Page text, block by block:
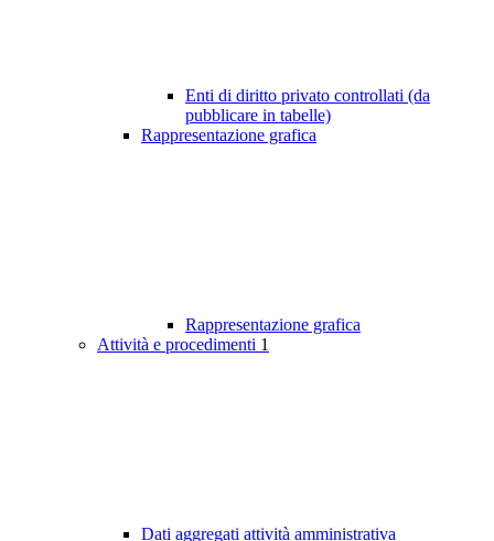
Enti di diritto privato controllati (da
pubblicare in tabelle)
Rappresentazione grafica
Rappresentazione grafica
Attività e procedimenti 1
Dati aggregati attività amministrativa